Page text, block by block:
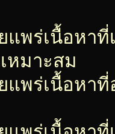
แพร่เนื้อหา
หมาะสม
แพร่เนื้อหา